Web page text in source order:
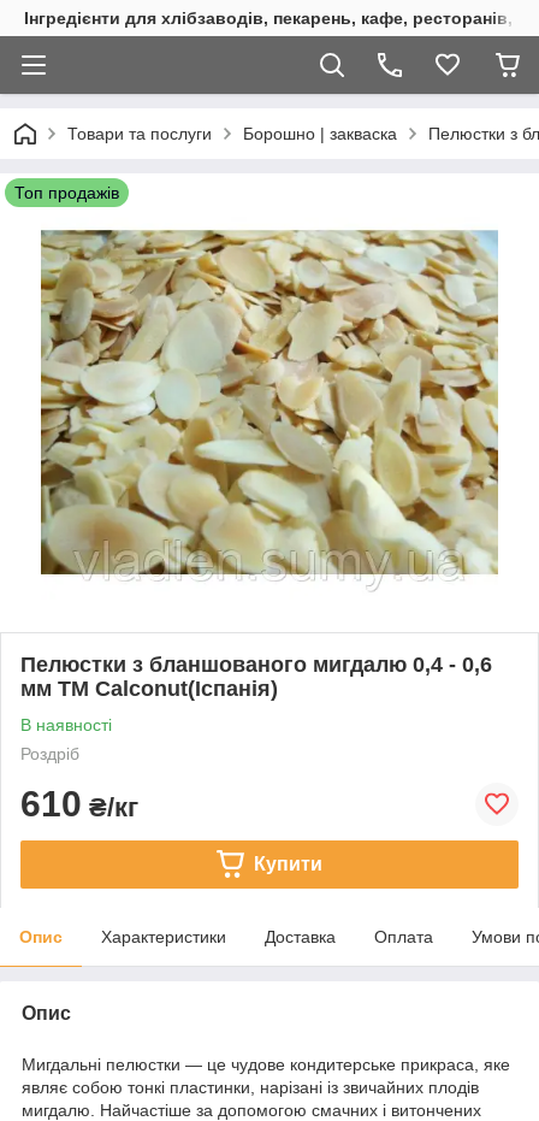
Інгредієнти для хлібзаводів, пекарень, кафе, ресторанів,
Товари та послуги Борошно | закваска Пелюстки з
Топ продажів
Пелюстки з бланшованого мигдалю 0,4 - 0,6
мм TM Calconut(Іспанія)
В наявності
Роздріб
610 ₴/кг
Купити
Опис Характеристики Доставка Оплата Умови
Опис
Мигдальні пелюстки — це чудове кондитерське прикраса, яке
являє собою тонкі пластинки, нарізані із звичайних плодів
мигдалю. Найчастіше за допомогою смачних і витончених